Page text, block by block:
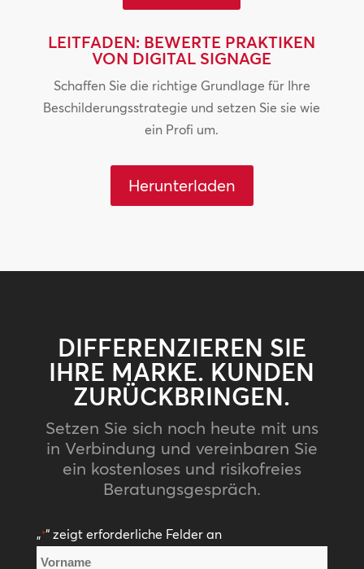
LEITFADEN: BEWERTE PRAKTIKEN
VON DIGITAL SIGNAGE
Schaffen Sie die richtige Grundlage für Ihre
Beschilderungsstrategie und setzen Sie sie wie
ein Profi um.
Herunterladen
DIFFERENZIEREN SIE
IHRE MARKE. KUNDEN
ZURÜCKBRINGEN.
Setzen Sie sich noch heute mit uns
in Verbindung und vereinbaren Sie
ein kostenloses und risikofreies
Beratungsgespräch.
„*“ zeigt erforderliche Felder an
Name